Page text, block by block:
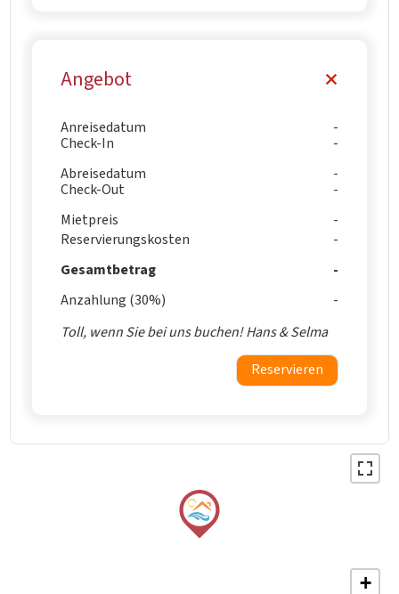
Angebot
Anreisedatum
Check-In
Abreisedatum
Check-Out
Mietpreis
Reservierungskosten
Gesamtbetrag
Anzahlung (30%)
Toll, wenn Sie bei uns buchen! Hans & Selma
Reservieren
+